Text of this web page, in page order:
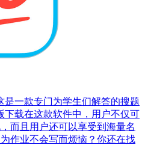
是一款专门为学生们解答的搜题
下载在这款软件中，用户不仅可
而且用户还可以享受到海量名
作业不会写而烦恼？你还在找